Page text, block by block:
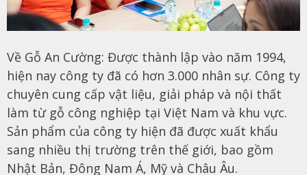
Về Gỗ An Cường: Được thành lập vào năm 1994,
hiện nay công ty đã có hơn 3.000 nhân sự. Công ty
chuyên cung cấp vật liệu, giải pháp và nội thất
làm từ gỗ công nghiệp tại Việt Nam và khu vực.
Sản phẩm của công ty hiện đã được xuất khẩu
sang nhiều thị trường trên thế giới, bao gồm
Nhật Bản, Đông Nam Á, Mỹ và Châu Âu.